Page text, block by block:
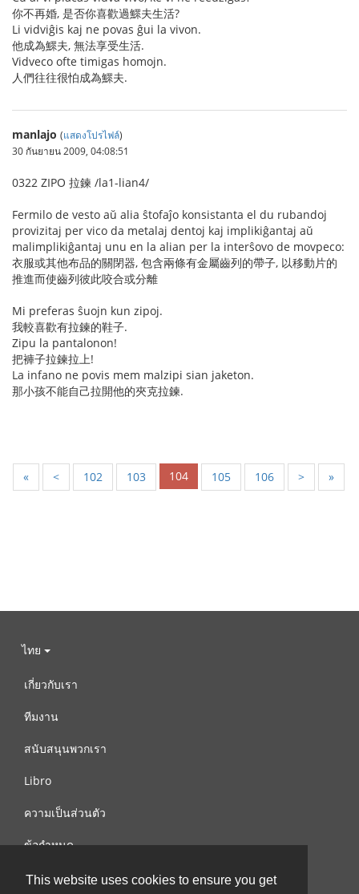
This website uses cookies to ensure you get
你不再婚, 是否你喜歡過鰥夫生活?
Li vidviĝis kaj ne povas ĝui la vivon.
他成為鰥夫, 無法享受生活.
Vidveco ofte timigas homojn.
人們往往很怕成為鰥夫.
manlajo (แสดงโปรไฟล์)
30 กันยายน 2009, 04:08:51
0322 ZIPO 拉鍊 /la1-lian4/
Fermilo de vesto aŭ alia ŝtofaĵo konsistanta el du rubandoj
provizitaj per vico da metalaj dentoj kaj implikiĝantaj aŭ
malimplikiĝantaj unu en la alian per la interŝovo de movpeco:
衣服或其他布品的關閉器, 包含兩條有金屬齒列的帶子, 以移動片的
推進而使齒列彼此咬合或分離
Mi preferas ŝuojn kun zipoj.
我較喜歡有拉鍊的鞋子.
Zipu la pantalonon!
把褲子拉鍊拉上!
La infano ne povis mem malzipi sian jaketon.
那小孩不能自己拉開他的夾克拉鍊.
« < 102 103 104 105 106 > »
ไทย
เกี่ยวกับเรา
ทีมงาน
สนับสนุนพวกเรา
Libro
ความเป็นส่วนตัว
ข้อกำหนด
ติดต่อเรา